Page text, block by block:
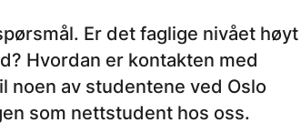
Er det faglige nivået høyt
Hvordan er kontakten med
noen av studentene ved Oslo
som nettstudent hos oss.